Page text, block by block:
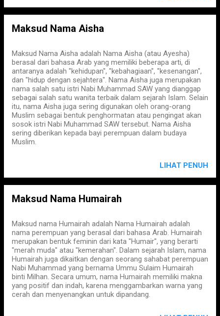
Maksud Nama Aisha
Maksud Nama Aisha adalah Nama Aisha (atau Ayesha)
berasal dari bahasa Arab yang memiliki beberapa arti, di
antaranya adalah "kehidupan", "kebahagiaan", "kesenangan",
dan "hidup dengan sejahtera". Nama Aisha juga merupakan
nama salah satu istri Nabi Muhammad SAW yang dianggap
sebagai salah satu wanita terbaik dalam sejarah Islam. Selain
itu, nama Aisha juga sering digunakan oleh orang-orang
Muslim sebagai bentuk penghormatan atau pengingat akan
sosok istri Nabi Muhammad SAW tersebut. Nama Aisha
sering diberikan kepada bayi perempuan dalam budaya
Muslim.
LIHAT PENUH
Maksud Nama Humairah
Maksud nama Humairah adalah Nama Humairah adalah
nama perempuan yang berasal dari bahasa Arab. Humairah
merupakan bentuk feminin dari kata "Humair", yang berarti
"merah muda" atau "kemerahan". Dalam sejarah Islam, nama
Humairah juga dikaitkan dengan seorang sahabat perempuan
Nabi Muhammad yang bernama Ummu Sulaim Humairah
binti Milhan. Secara umum, nama Humairah memiliki makna
yang positif dan indah, karena menggambarkan warna yang
cerah dan menyenangkan untuk dipandang.